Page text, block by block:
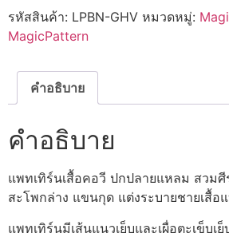
รหัสสินค้า: LPBN-GHV หมวดหมู่:
MagicPattern
คำอธิบาย
คำอธิบาย
แพทเทิร์นเสื้อคอวี ปกปลายแหลม สวม
สะโพกล่าง แขนกุด แต่งระบายชายเสื้อ
แพทเทิร์นมีเส้นแนวเย็บและเผื่อตะเข็บเย็